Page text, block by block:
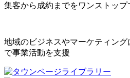
集客から成約までをワンストップ
地域のビジネスやマーケティン
で事業活動を支援